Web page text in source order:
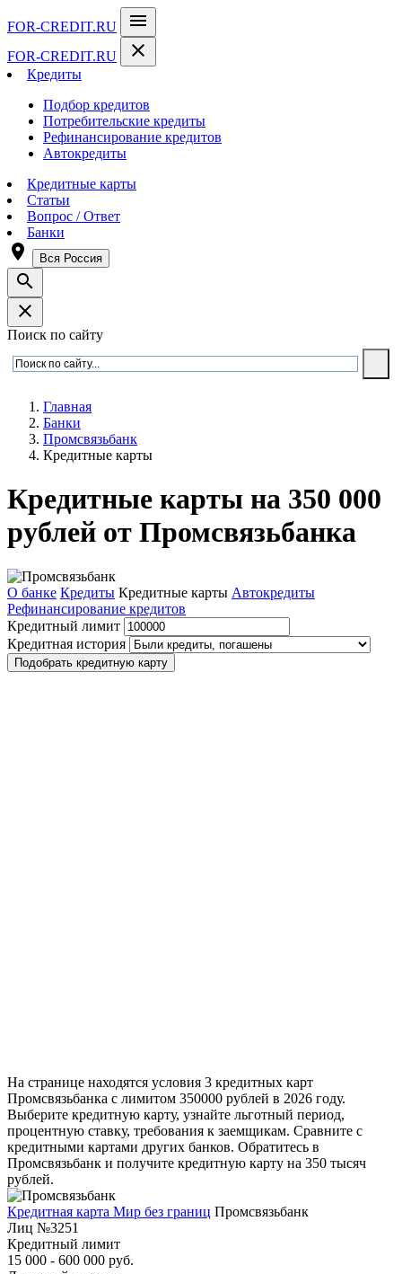
FOR-CREDIT.RU menu
FOR-CREDIT.RU close
Кредиты
Подбор кредитов
Потребительские кредиты
Рефинансирование кредитов
Автокредиты
Кредитные карты
Статьи
Вопрос / Ответ
Банки
room Вся Россия
search
close
Поиск по сайту
Главная
Банки
Промсвязьбанк
Кредитные карты
Кредитные карты на 350 000
рублей от Промсвязьбанка
О банке Кредиты Кредитные карты Автокредиты
Рефинансирование кредитов
Кредитный лимит
Кредитная история
Подобрать кредитную карту
На странице находятся условия 3 кредитных карт
Промсвязьбанка с лимитом 350000 рублей в 2026 году.
Выберите кредитную карту, узнайте льготный период,
процентную ставку, требования к заемщикам. Сравните с
кредитными картами других банков. Обратитесь в
Промсвязьбанк и получите кредитную карту на 350 тысяч
рублей.
Кредитная карта Мир без границ Промсвязьбанк
Лиц №3251
Кредитный лимит
15 000 - 600 000 руб.